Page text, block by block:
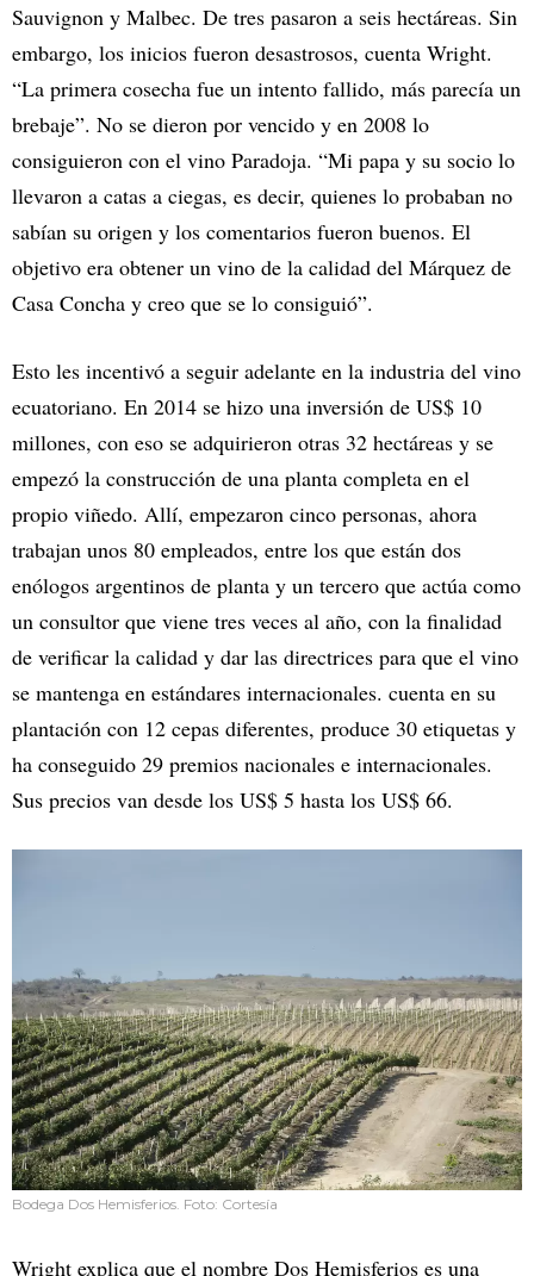
Sauvignon y Malbec. De tres pasaron a seis hectáreas. Sin
embargo, los inicios fueron desastrosos, cuenta Wright.
“La primera cosecha fue un intento fallido, más parecía un
brebaje”. No se dieron por vencido y en 2008 lo
consiguieron con el vino Paradoja. “Mi papa y su socio lo
llevaron a catas a ciegas, es decir, quienes lo probaban no
sabían su origen y los comentarios fueron buenos. El
objetivo era obtener un vino de la calidad del Márquez de
Casa Concha y creo que se lo consiguió”.
Esto les incentivó a seguir adelante en la industria del vino
ecuatoriano. En 2014 se hizo una inversión de US$ 10
millones, con eso se adquirieron otras 32 hectáreas y se
empezó la construcción de una planta completa en el
propio viñedo. Allí, empezaron cinco personas, ahora
trabajan unos 80 empleados, entre los que están dos
enólogos argentinos de planta y un tercero que actúa como
un consultor que viene tres veces al año, con la finalidad
de verificar la calidad y dar las directrices para que el vino
se mantenga en estándares internacionales. cuenta en su
plantación con 12 cepas diferentes, produce 30 etiquetas y
ha conseguido 29 premios nacionales e internacionales.
Sus precios van desde los US$ 5 hasta los US$ 66.
Bodega Dos Hemisferios. Foto: Cortesía
Wright explica que el nombre Dos Hemisferios es una